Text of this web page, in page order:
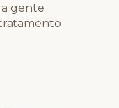
a gente